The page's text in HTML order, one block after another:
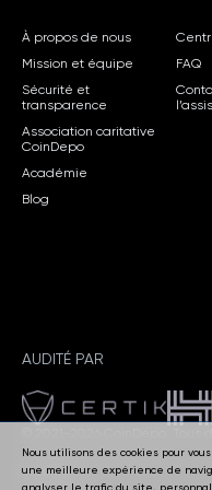
À propos de nous
Mission et équipe
Sécurité et
transparence
Association caritative
CoinDepo
Académie
Blog
FAQ
CoinDepo CORP, Panama —
155770606.
AUDITÉ PAR
Nous utilisons des cookies pour
une meilleure expérience de
analyser le trafic du site,